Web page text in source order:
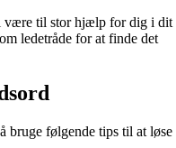
være til stor hjælp for dig i dit
ledetråde for at finde det
bruge følgende tips til at løse